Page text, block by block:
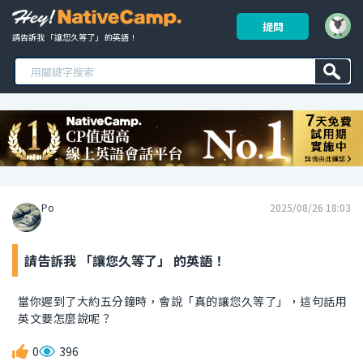
請告訴我 「讓您久等了」 的英語！
提問
Po 2025/08/26 18:03
請告訴我 「讓您久等了」 的英語！
當你遲到了大約五分鐘時，會說「真的讓您久等了」，這句話用
英文要怎麼說呢？
0 396